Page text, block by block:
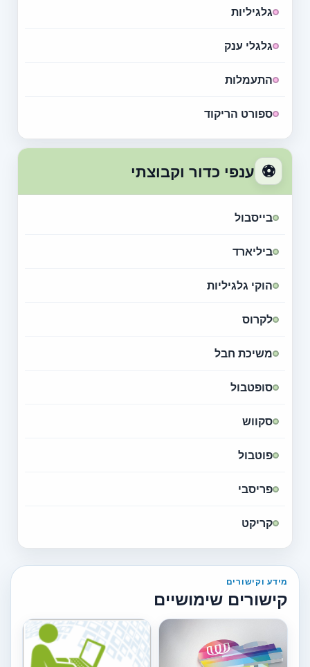
גלגיליות
גלגלי ענק
התעמלות
ספורט הריקוד
⚽ ענפי כדור וקבוצתי
בייסבול
ביליארד
הוקי גלגיליות
לקרוס
משיכת חבל
סופטבול
סקווש
פוטבול
פריסבי
קריקט
מידע וקישורים
קישורים שימושיים